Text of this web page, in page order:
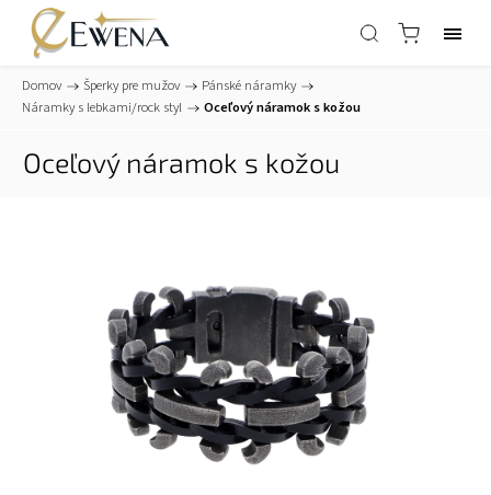
Domov / Šperky pre mužov / Pánské náramky /
Náramky s lebkami/rock styl / Oceľový náramok s kožou
Oceľový náramok s kožou